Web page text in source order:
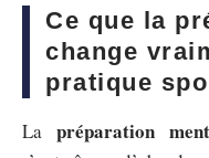
Ce que la
change
pratique
La préparation